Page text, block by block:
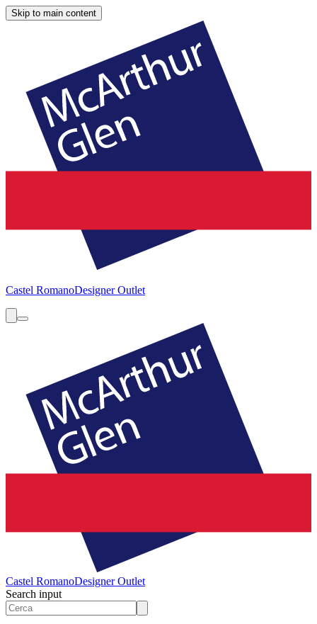
Skip to main content
Castel RomanoDesigner Outlet
Castel RomanoDesigner Outlet
Search input